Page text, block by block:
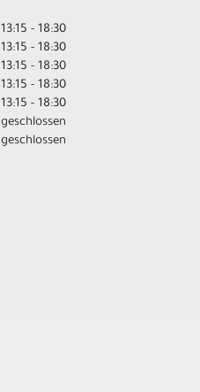
13:15 - 18:30
13:15 - 18:30
13:15 - 18:30
13:15 - 18:30
13:15 - 18:30
geschlossen
geschlossen